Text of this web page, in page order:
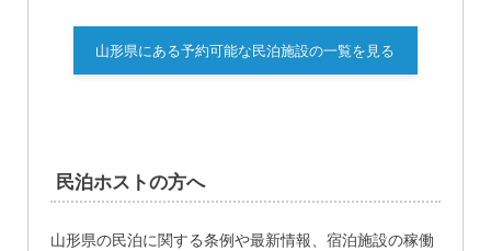
山形県にある予約可能な民泊施設の一覧を見る
民泊ホストの方へ
山形県の民泊に関する条例や最新情報、宿泊施設の稼働